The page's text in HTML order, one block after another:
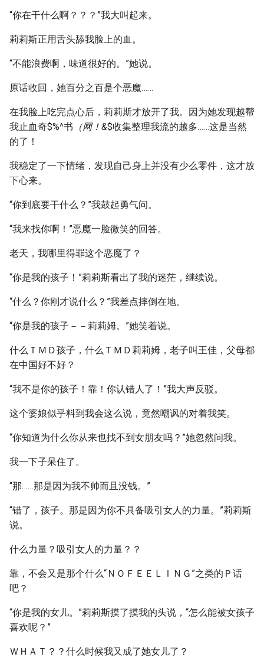
“你在干什么啊？？？”我大叫起来。
莉莉斯正用舌头舔我脸上的血。
“不能浪费啊，味道很好的。”她说。
原话收回，她百分之百是个恶魔……
在我脸上吃完点心后，莉莉斯才放开了我。因为她发现越帮
我止血奇$%^书 （网！&$收集整理我流的越多……这是当然
的了！
我稳定了一下情绪，发现自己身上并没有少么零件，这才放
下心来。
“你到底要干什么？”我鼓起勇气问。
“我来找你啊！”恶魔一脸微笑的回答。
老天，我哪里得罪这个恶魔了？
“你是我的孩子！”莉莉斯看出了我的迷茫，继续说。
“什么？你刚才说什么？”我差点摔倒在地。
“你是我的孩子－－莉莉姆。”她笑着说。
什么ＴＭＤ孩子，什么ＴＭＤ莉莉姆，老子叫王佳，父母都
在中国好不好？
“我不是你的孩子！靠！你认错人了！”我大声反驳。
这个婆娘似乎料到我会这么说，竟然嘲讽的对着我笑。
“你知道为什么你从来也找不到女朋友吗？”她忽然问我。
我一下子呆住了。
“那……那是因为我不帅而且没钱。”
“错了，孩子。那是因为你不具备吸引女人的力量。”莉莉斯
说。
什么力量？吸引女人的力量？？
靠，不会又是那个什么“ＮＯＦＥＥＬＩＮＧ”之类的Ｐ话
吧？
“你是我的女儿。”莉莉斯摸了摸我的头说，“怎么能被女孩子
喜欢呢？”
ＷＨＡＴ？？什么时候我又成了她女儿了？